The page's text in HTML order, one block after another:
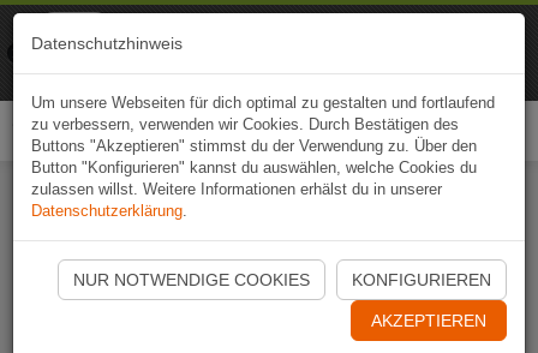
Naviki App jetzt öffnen
Datenschutzhinweis
Um unsere Webseiten für dich optimal zu gestalten und fortlaufend
zu verbessern, verwenden wir Cookies. Durch Bestätigen des
Buttons "Akzeptieren" stimmst du der Verwendung zu. Über den
Button "Konfigurieren" kannst du auswählen, welche Cookies du
zulassen willst. Weitere Informationen erhälst du in unserer
Datenschutzerklärung.
NUR NOTWENDIGE COOKIES KONFIGURIEREN
AKZEPTIEREN
Naviki